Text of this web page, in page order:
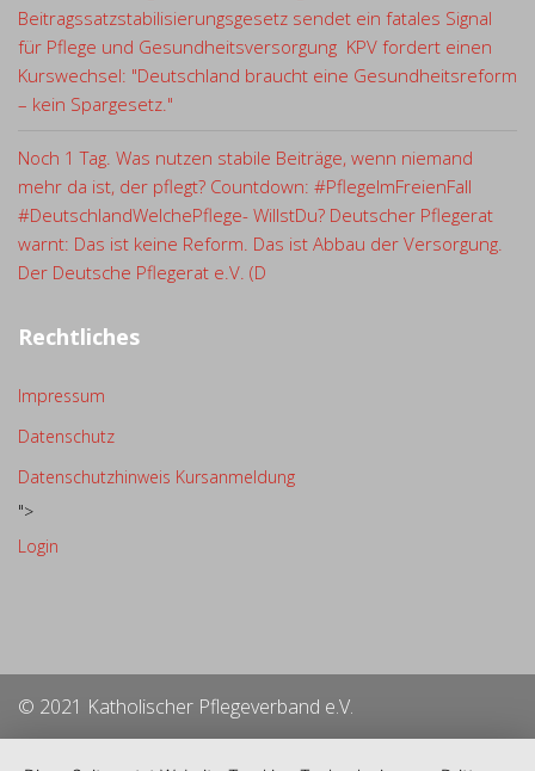
Beitragssatzstabilisierungsgesetz sendet ein fatales Signal
für Pflege und Gesundheitsversorgung KPV fordert einen
Kurswechsel: "Deutschland braucht eine Gesundheitsreform
– kein Spargesetz."
Noch 1 Tag. Was nutzen stabile Beiträge, wenn niemand
mehr da ist, der pflegt? Countdown: #PflegeImFreienFall
#DeutschlandWelchePflege- WillstDu? Deutscher Pflegerat
warnt: Das ist keine Reform. Das ist Abbau der Versorgung.
Der Deutsche Pflegerat e.V. (D
Rechtliches
Impressum
Datenschutz
Datenschutzhinweis Kursanmeldung
">
Login
© 2021 Katholischer Pflegeverband e.V.